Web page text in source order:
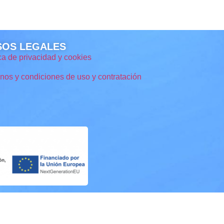
LEGALES
de privacidad y cookies
y condiciones de uso y contratación